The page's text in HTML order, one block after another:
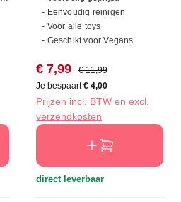
- Eenvoudig reinigen
- Voor alle toys
- Geschikt voor Vegans
Verkoopprijs:
€ 7,99 Normale prijs:
€ 11,99
Je bespaart€ 4,00
Prijzen incl. BTW en excl.
verzendkosten
direct leverbaar